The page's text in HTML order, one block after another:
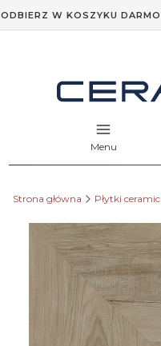
ODBIERZ W KOSZYKU
Menu
Strona główna Płytki